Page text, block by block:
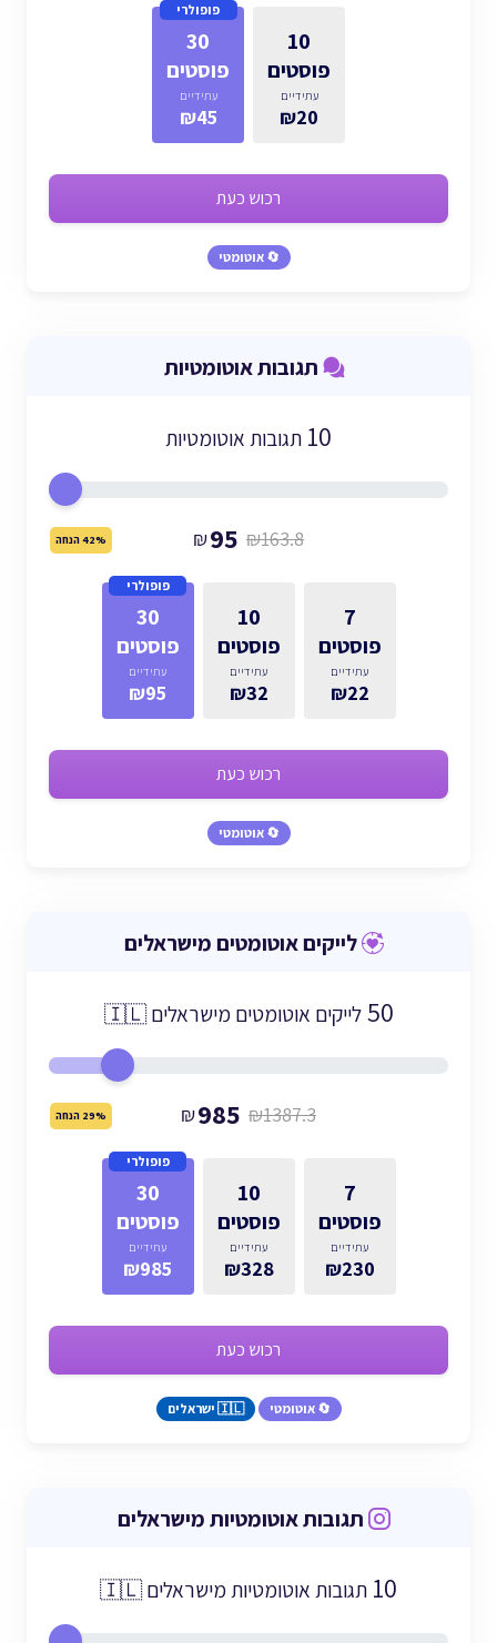
10
פוסטים
עתידיים
₪20
30
פוסטים
עתידיים
₪45
פופולרי
רכוש כעת
🔄 אוטומטי
תגובות אוטומטיות
10 תגובות אוטומטיות
₪95 ₪163.8 42% הנחה
7
פוסטים
עתידיים
₪22
10
פוסטים
עתידיים
₪32
30
פוסטים
עתידיים
₪95
פופולרי
רכוש כעת
🔄 אוטומטי
לייקים אוטומטים מישראלים
50 לייקים אוטומטים מישראלים 🇮🇱
₪985 ₪1387.3 29% הנחה
7
פוסטים
עתידיים
₪230
10
פוסטים
עתידיים
₪328
30
פוסטים
עתידיים
₪985
פופולרי
רכוש כעת
🔄 אוטומטי 🇮🇱 ישראלים
תגובות אוטומטיות מישראלים
10 תגובות אוטומטיות מישראלים 🇮🇱